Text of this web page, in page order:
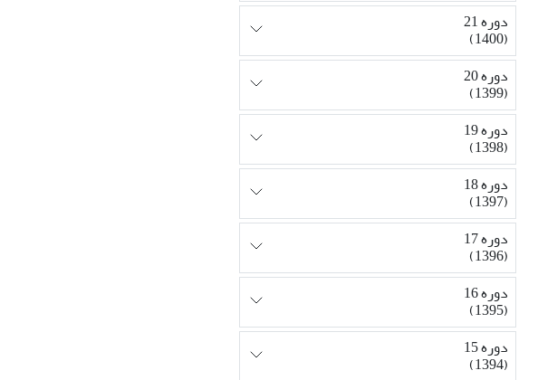
دوره 21
(1400)
دوره 20
(1399)
دوره 19
(1398)
دوره 18
(1397)
دوره 17
(1396)
دوره 16
(1395)
دوره 15
(1394)